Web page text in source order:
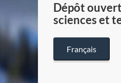
Dépôt
sciences et
Français